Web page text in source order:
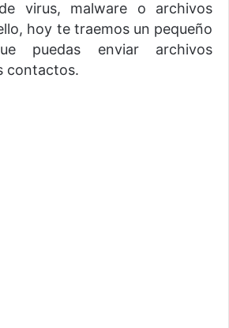
virus, malware o archivos
hoy te traemos un pequeño
puedas enviar archivos
contactos.